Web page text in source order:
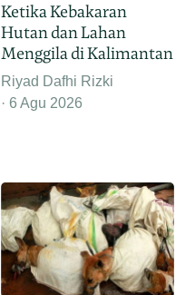
Ketika Kebakaran
Hutan dan Lahan
Menggila di Kalimantan
Riyad Dafhi Rizki
6 Agu 2026